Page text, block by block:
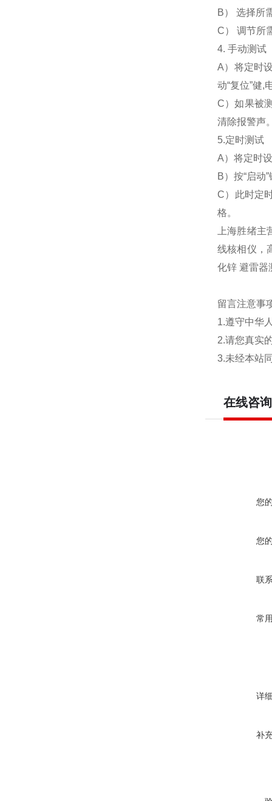
B） 选择所
C） 调节所
4. 手动测试
A）将定时
动“复位”健,
C）如果被
清除报警声
5.定时测试
A）将定时
B）按“启动
C）此时定
格。
上海胜绪
线核相仪，
化锌 避雷器
留言注意事
1.遵守中华
2.请您真实
3.未经本站
在线咨询
您
您
联
常
详
补